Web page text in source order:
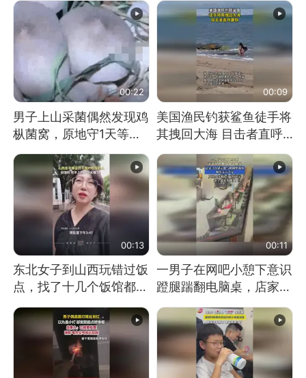
00:22
男子上山采菌偶然发现鸡
枞菌窝，原地守1天等它
长大：挖了140多朵
00:09
美国渔民钓获鲨鱼徒手将
其拽回大海 目击者直呼
震惊 （视频来源：参考
消息）
00:13
东北女子到山西玩错过饭
点，找了十几个饭馆都没
开门：午休到几点
00:11
一男子在网吧小憩下意识
蹬腿踹翻电脑桌，店家3
台显示器与机械臂损坏